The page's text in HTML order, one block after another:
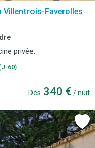
Villentrois-Faverolles
privée.
60)
Dès 340 € / nuit